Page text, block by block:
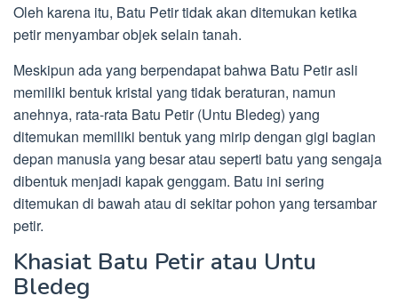
Oleh karena itu, Batu Petir tidak akan ditemukan ketika
petir menyambar objek selain tanah.
Meskipun ada yang berpendapat bahwa Batu Petir asli
memiliki bentuk kristal yang tidak beraturan, namun
anehnya, rata-rata Batu Petir (Untu Bledeg) yang
ditemukan memiliki bentuk yang mirip dengan gigi bagian
depan manusia yang besar atau seperti batu yang sengaja
dibentuk menjadi kapak genggam. Batu ini sering
ditemukan di bawah atau di sekitar pohon yang tersambar
petir.
Khasiat Batu Petir atau Untu
Bledeg